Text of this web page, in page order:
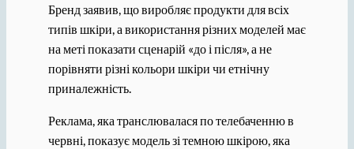
Бренд заявив, що виробляє продукти для всіх
типів шкіри, а використання різних моделей має
на меті показати сценарій «до і після», а не
порівняти різні кольори шкіри чи етнічну
приналежність.
Реклама, яка транслювалася по телебаченню в
червні, показує модель зі темною шкірою, яка